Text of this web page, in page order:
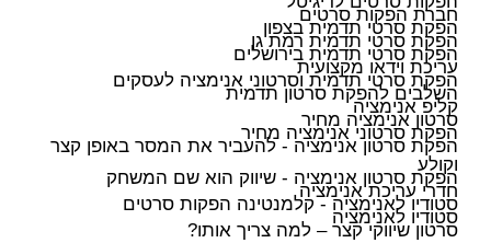
חברת הפקות סרטים
הפקת סרטי תדמית בצפון
הפקת סרטי תדמית רמת גן
הפקת סרטי תדמית בירושלים
עריכת וידאו מקצועית
הפקת סרטי תדמית וסרטוני אנימציה לעסקים
השלבים להפקת סרטון תדמית
קליפ אנימציה
סרטון אנימציה מחיר
הפקת סרטוני אנימציה מחיר
הפקת סרטון אנימציה - להעביר את המסר באופן קצר
וקולע
הפקת סרטון אנימציה - שיווק הוא שם המשחק
חדרי עריכת אנימציה
סטודיו לאנימציה - קלמנטינה הפקות סרטים
סטודיו לאנימציה
סרטון שיווקי קצר – למה צריך אותו?